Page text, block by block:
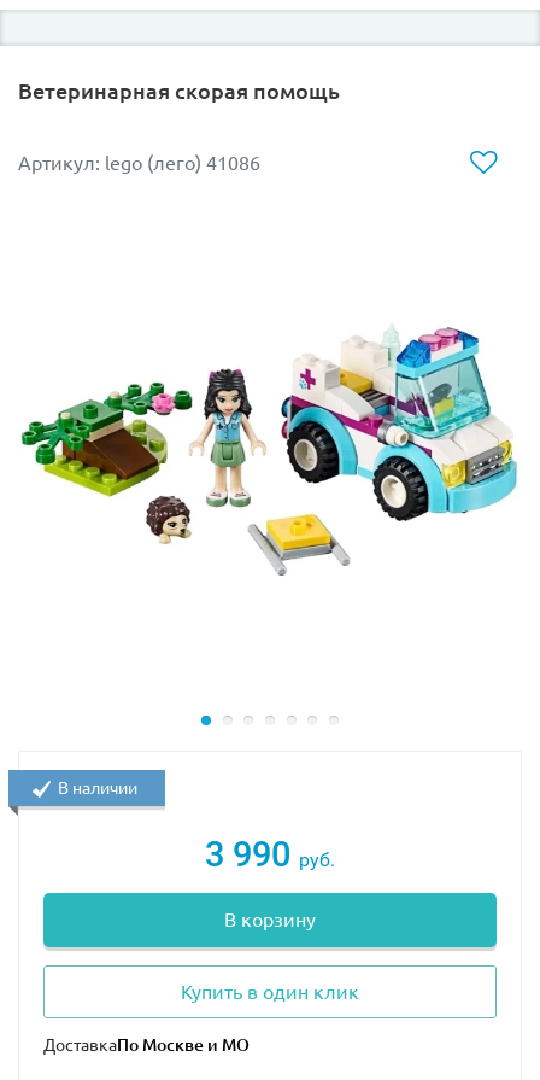
Ветеринарная скорая помощь
Артикул: lego (лего) 41086
3 990 руб.
В корзину
Купить в один клик
Доставка
В наличии